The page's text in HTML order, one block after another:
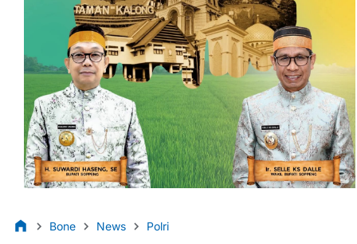
Bone News Polri